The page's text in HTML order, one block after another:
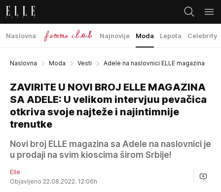
Naslovna Najnovije Moda Lepota Celebrity
Naslovna Moda Vesti Adele na naslovnici ELLE magazina
ZAVIRITE U NOVI BROJ ELLE MAGAZINA
SA ADELE: U velikom intervjuu pevačica
otkriva svoje najteže i najintimnije
trenutke
Novi broj ELLE magazina sa Adele na naslovnici je
u prodaji na svim kioscima širom Srbije!
Elle
Objavljeno 22.08.2022. 12:06h